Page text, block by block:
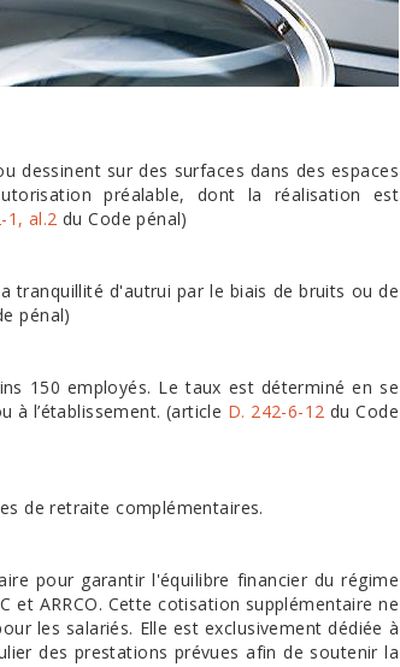
dessinent sur des surfaces dans des espaces
préalable, dont la réalisation est
1, al.2 du Code pénal)
tranquillité d'autrui par le biais de bruits ou de
pénal)
150 employés. Le taux est déterminé en se
à l’établissement. (article D. 242-6-12 du Code
de retraite complémentaires.
pour garantir l'équilibre financier du régime
et ARRCO. Cette cotisation supplémentaire ne
les salariés. Elle est exclusivement dédiée à
des prestations prévues afin de soutenir la